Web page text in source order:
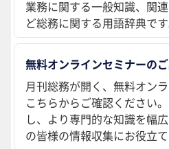
業務に関する一般知識、関
ど総務に関する用語辞典です
無料オンラインセミナーの
月刊総務が開く、無料オン
こちらからご確認ください
し、より専門的な知識を幅
の皆様の情報収集にお役立て